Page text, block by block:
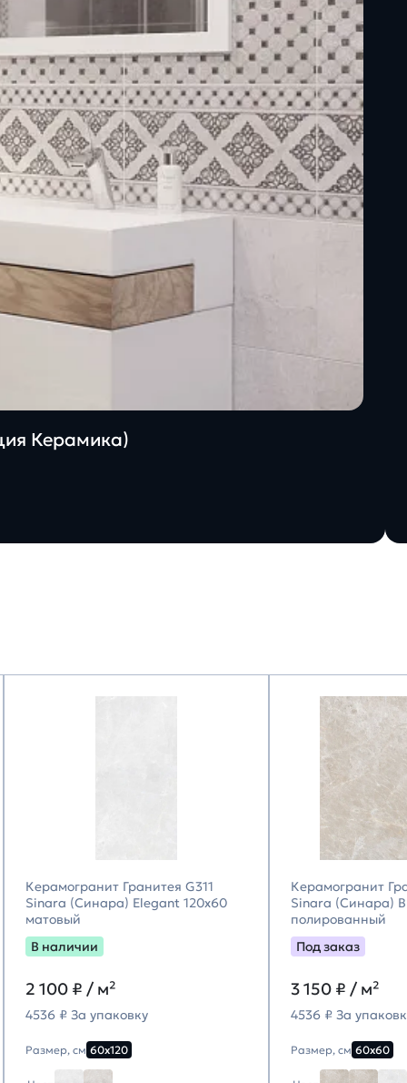
Керамика)
Керамогранит Гранитея G311
Sinara (Синара) Elegant 120х60
матовый
В наличии
2 100 ₽ / м²
4536 ₽ За упаковку
Размер, см 60х120
Керамогранит
Sinara (Синара)
полированный
Под заказ
3 150 ₽ / м²
4536 ₽ За
Размер, см 60х60